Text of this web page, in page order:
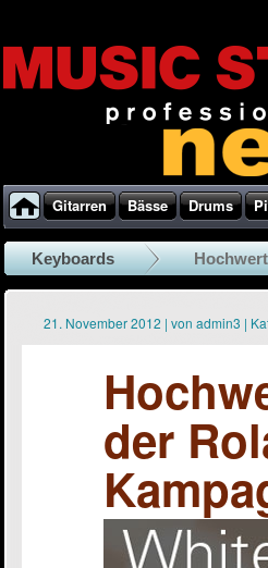
Gitarren Bässe Drums
Keyboards
21. November 2012 | von admin3 |
der